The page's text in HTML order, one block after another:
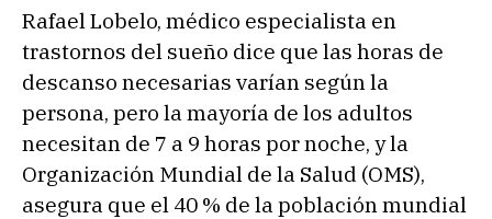
Rafael Lobelo, médico especialista en
trastornos del sueño dice que las horas de
descanso necesarias varían según la
persona, pero la mayoría de los adultos
necesitan de 7 a 9 horas por noche, y la
Organización Mundial de la Salud (OMS),
asegura que el 40 % de la población mundial